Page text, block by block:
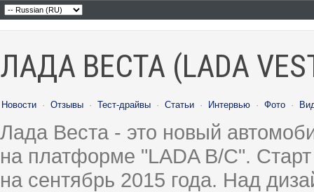
ЛАДА ВЕСТА (LADA
Новости · Отзывы · Тест-драйвы · Статьи · Интервью · Фото ·
Лада Веста - это новый
на платформе "LADA B/C".
на сентябрь 2015 года. Над